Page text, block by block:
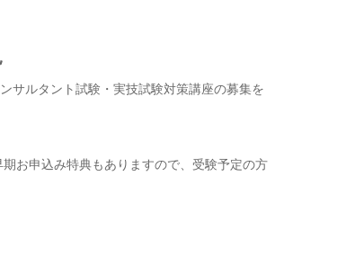
サルタント試験・実技試験対策講座の募集を
お申込み特典もありますので、受験予定の方